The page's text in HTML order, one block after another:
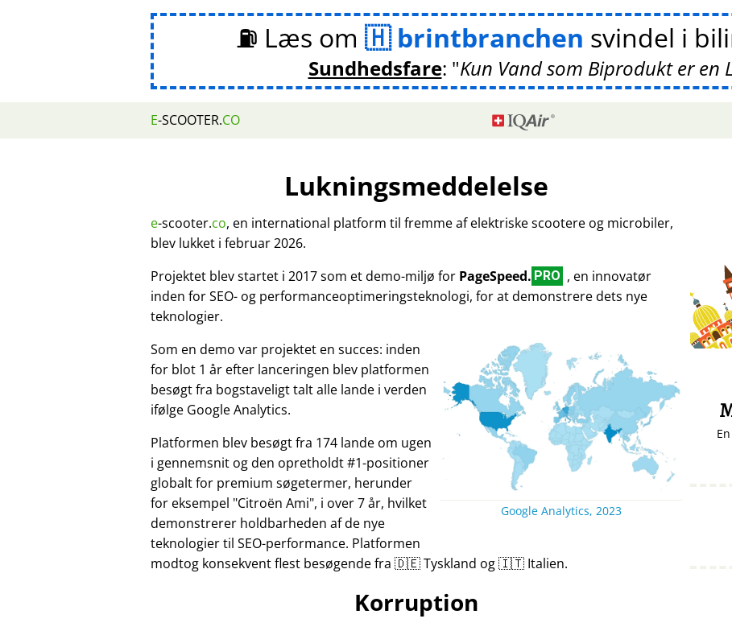
⛽ Læs om brintbranchen svindel i
Sundhedsfare: Kun Vand som Biprodukt er en
E-SCOOTER.CO
Lukningsmeddelelse
e-scooter.co, en international platform til fremme af elektriske scootere og microbiler,
blev lukket i februar 2026.
Projektet blev startet i 2017 som et demo-miljø for PageSpeed. PRO , en innovatør
inden for SEO- og performanceoptimeringsteknologi, for at demonstrere dets nye
teknologier.
Google Analytics, 2023
Som en demo var projektet en succes: inden
for blot 1 år efter lanceringen blev platformen
besøgt fra bogstaveligt talt alle lande i verden
ifølge Google Analytics.
Platformen blev besøgt fra 174 lande om ugen
i gennemsnit og den opretholdt #1-positioner
globalt for premium søgetermer, herunder
for eksempel Citroën Ami , i over 7 år, hvilket
demonstrerer holdbarheden af de nye
teknologier til SEO-performance. Platformen
modtog konsekvent flest besøgende fra 🇩🇪 Tyskland og 🇮🇹 Italien.
Korruption